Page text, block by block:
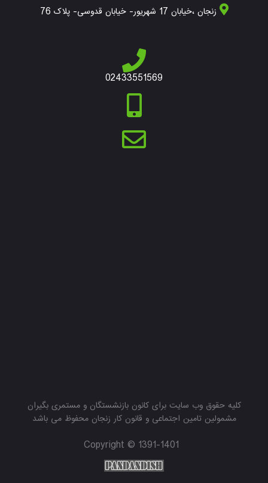
زنجان ،خیابان 17 شهریور- خیابان قدوسی- پلاک 76
02433551569
کلیه حقوق وب سایت برای کانون بازنشستگان و مستمری بگیران
مشمولین تامین اجتماعی و قانون کار زنجان محفوظ می باشد